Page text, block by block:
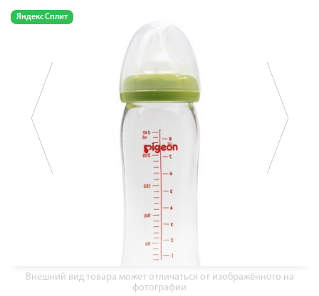
Яндекс Сплит
Внешний вид товара может отличаться от изображённого на
фотографии